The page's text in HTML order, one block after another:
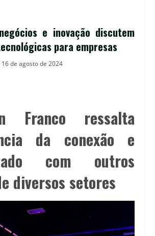
e inovação discutem
para empresas
16 de agosto de 2024
Franco ressalta
da conexão e
com outros
diversos setores